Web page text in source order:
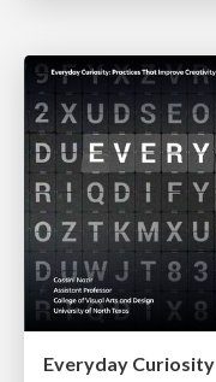
Everyday Curiosity